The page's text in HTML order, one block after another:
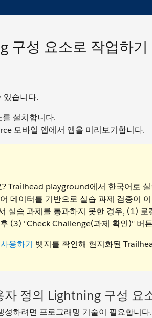
구성 요소로 작업하기
있습니다.
설치합니다.
모바일 앱에서 앱을 미리보기합니다.
Trailhead playground에서 한국어로
데이터를 기반으로 실습 과제 검증이
실습 과제를 통과하지 못한 경우, (1)
(3) "Check Challenge(과제 확인)" 버
용하기 뱃지를 확인해 현지화된
정의 Lightning 구성 요
하려면 프로그래밍 기술이 필요합니다